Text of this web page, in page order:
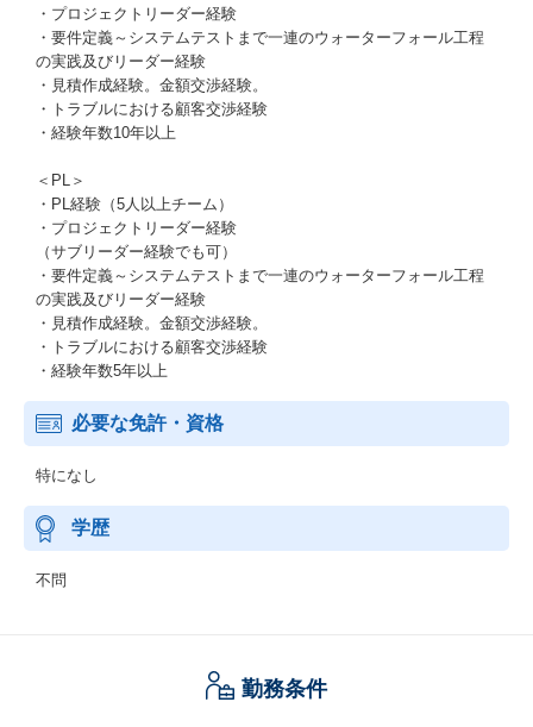
・プロジェクトリーダー経験
・要件定義～システムテストまで一連のウォーターフォール工程
の実践及びリーダー経験
・見積作成経験。金額交渉経験。
・トラブルにおける顧客交渉経験
・経験年数10年以上
＜PL＞
・PL経験（5人以上チーム）
・プロジェクトリーダー経験
（サブリーダー経験でも可）
・要件定義～システムテストまで一連のウォーターフォール工程
の実践及びリーダー経験
・見積作成経験。金額交渉経験。
・トラブルにおける顧客交渉経験
・経験年数5年以上
必要な免許・資格
特になし
学歴
不問
勤務条件